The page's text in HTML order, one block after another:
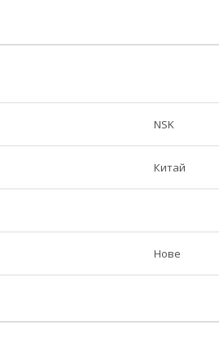
NSK
Китай
Нове